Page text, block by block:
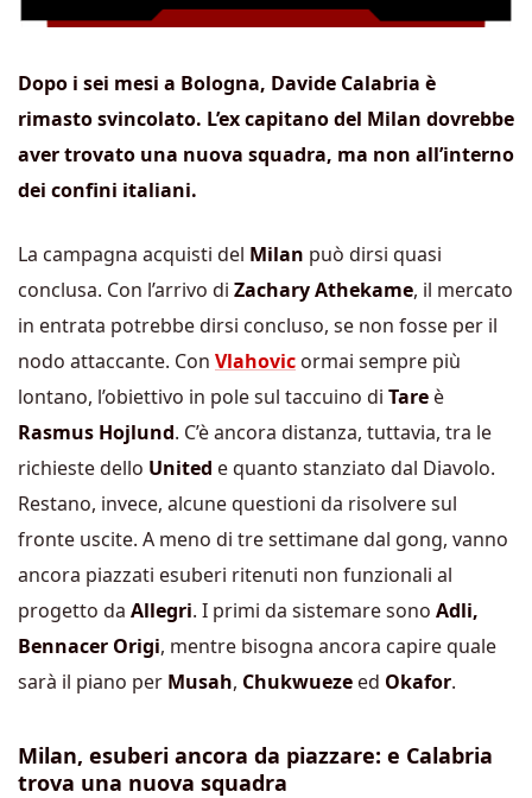
Dopo i sei mesi a Bologna, Davide Calabria è
rimasto svincolato. L’ex capitano del Milan dovrebbe
aver trovato una nuova squadra, ma non all’interno
dei confini italiani.
La campagna acquisti del Milan può dirsi quasi
conclusa. Con l’arrivo di Zachary Athekame, il mercato
in entrata potrebbe dirsi concluso, se non fosse per il
nodo attaccante. Con Vlahovic ormai sempre più
lontano, l’obiettivo in pole sul taccuino di Tare è
Rasmus Hojlund. C’è ancora distanza, tuttavia, tra le
richieste dello United e quanto stanziato dal Diavolo.
Restano, invece, alcune questioni da risolvere sul
fronte uscite. A meno di tre settimane dal gong, vanno
ancora piazzati esuberi ritenuti non funzionali al
progetto da Allegri. I primi da sistemare sono Adli,
Bennacer Origi, mentre bisogna ancora capire quale
sarà il piano per Musah, Chukwueze ed Okafor.
Milan, esuberi ancora da piazzare: e Calabria
trova una nuova squadra